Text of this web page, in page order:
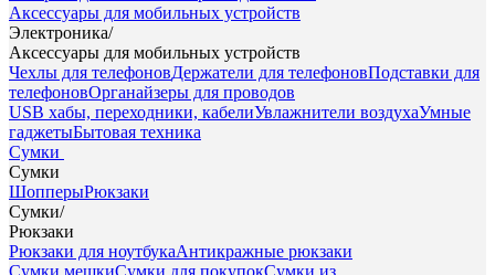
Аксессуары для мобильных устройств
Электроника/
Аксессуары для мобильных устройств
Чехлы для телефоновДержатели для телефоновПодставки для
телефоновОрганайзеры для проводов
USB хабы, переходники, кабелиУвлажнители воздухаУмные
гаджетыБытовая техника
Сумки
Сумки
ШопперыРюкзаки
Сумки/
Рюкзаки
Рюкзаки для ноутбукаАнтикражные рюкзаки
Сумки мешкиСумки для покупокСумки из